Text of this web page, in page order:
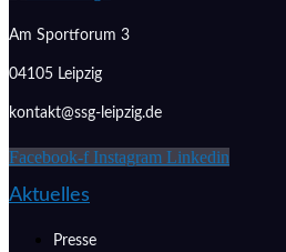
Am Sportforum 3
04105 Leipzig
kontakt@ssg-leipzig.de
Facebook-f Instagram Linkedin
Aktuelles
Presse